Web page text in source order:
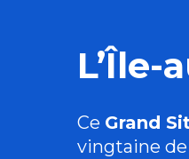
Ce Grand
vingtaine